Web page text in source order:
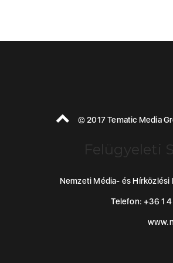
© 2017 Tematic Media
Felügyeleti
Nemzeti Média- és Hírközlési
Telefon: +36 1